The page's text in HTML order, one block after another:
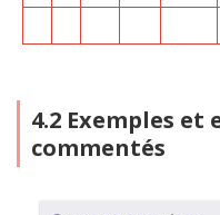
4.2 Exemples et
commentés